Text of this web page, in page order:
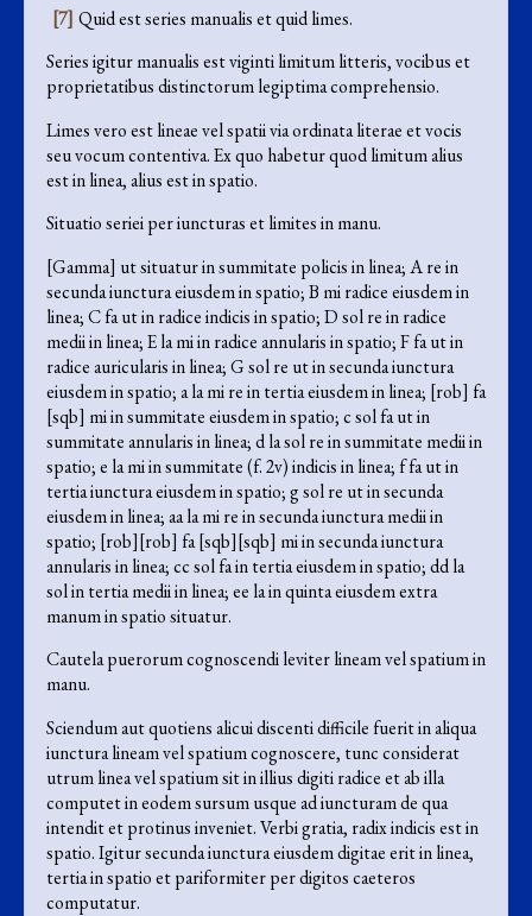
[7] Quid est series manualis et quid limes.
Series igitur manualis est viginti limitum litteris, vocibus et
proprietatibus distinctorum legiptima comprehensio.
Limes vero est lineae vel spatii via ordinata literae et vocis
seu vocum contentiva. Ex quo habetur quod limitum alius
est in linea, alius est in spatio.
Situatio seriei per iuncturas et limites in manu.
[Gamma] ut situatur in summitate policis in linea; A re in
secunda iunctura eiusdem in spatio; B mi radice eiusdem in
linea; C fa ut in radice indicis in spatio; D sol re in radice
medii in linea; E la mi in radice annularis in spatio; F fa ut in
radice auricularis in linea; G sol re ut in secunda iunctura
eiusdem in spatio; a la mi re in tertia eiusdem in linea; [rob] fa
[sqb] mi in summitate eiusdem in spatio; c sol fa ut in
summitate annularis in linea; d la sol re in summitate medii in
spatio; e la mi in summitate (f. 2v) indicis in linea; f fa ut in
tertia iunctura eiusdem in spatio; g sol re ut in secunda
eiusdem in linea; aa la mi re in secunda iunctura medii in
spatio; [rob][rob] fa [sqb][sqb] mi in secunda iunctura
annularis in linea; cc sol fa in tertia eiusdem in spatio; dd la
sol in tertia medii in linea; ee la in quinta eiusdem extra
manum in spatio situatur.
Cautela puerorum cognoscendi leviter lineam vel spatium in
manu.
Sciendum aut quotiens alicui discenti difficile fuerit in aliqua
iunctura lineam vel spatium cognoscere, tunc considerat
utrum linea vel spatium sit in illius digiti radice et ab illa
computet in eodem sursum usque ad iuncturam de qua
intendit et protinus inveniet. Verbi gratia, radix indicis est in
spatio. Igitur secunda iunctura eiusdem digitae erit in linea,
tertia in spatio et pariformiter per digitos caeteros
computatur.